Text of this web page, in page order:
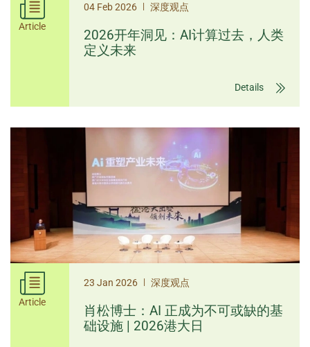
Article
04 Feb 2026 | 深度观点
2026开年洞见：AI计算过去，人类
定义未来
Details
Article
23 Jan 2026 | 深度观点
肖松博士：AI 正成为不可或缺的基
础设施 | 2026港大日